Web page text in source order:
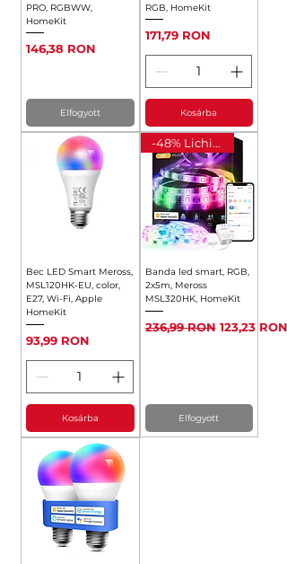
PRO, RGBWW,
HomeKit
Ár
146,38 RON
Elfogyott
RGB, HomeKit
Ár
171,79 RON
Kosárba
Bec LED Smart Meross,
MSL120HK-EU, color,
E27, Wi-Fi, Apple
HomeKit
Ár
93,99 RON
Kosárba
-48% Lichidare
Banda led smart, RGB,
2x5m, Meross
MSL320HK, HomeKit
Szokásos ár
236,99 RON Akciós ár
123,23 RON
Elfogyott